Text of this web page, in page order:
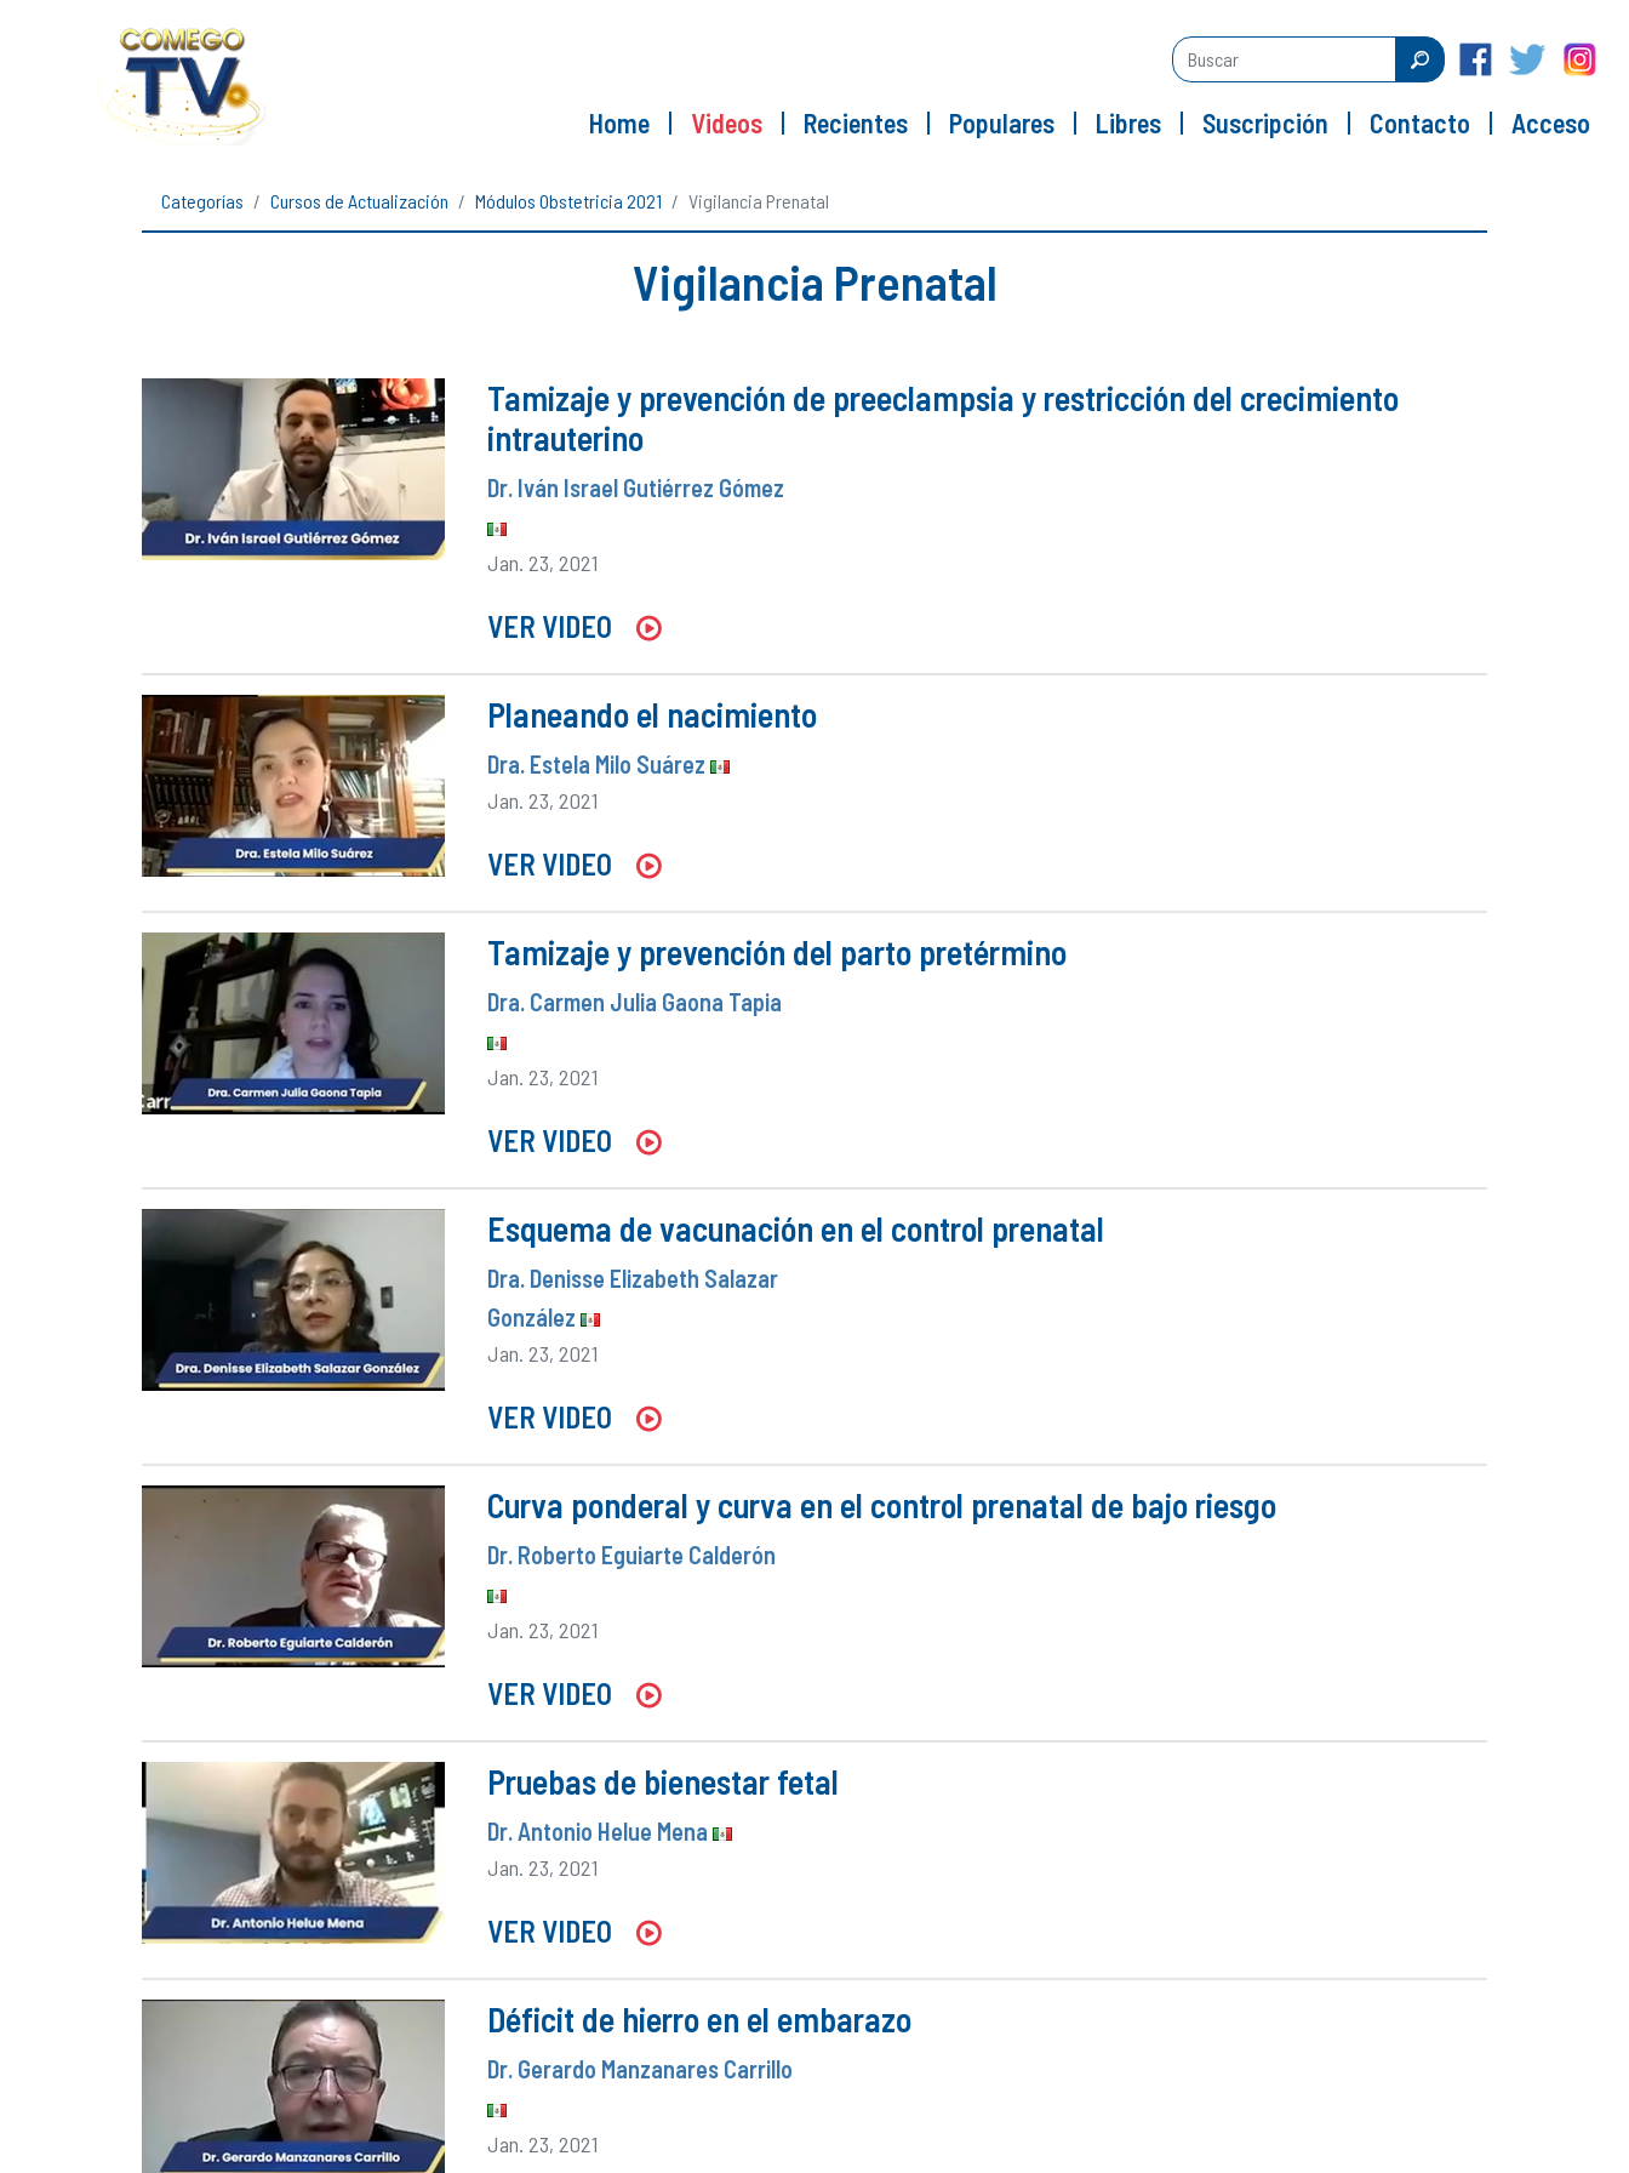
Home Videos Recientes Populares Libres Suscripción Contacto Acceso
Categorías Cursos de Actualización Módulos Obstetricia 2021 Vigilancia Prenatal
Vigilancia Prenatal
Tamizaje y prevención de preeclampsia y restricción del crecimiento
intrauterino
Dr. Iván Israel Gutiérrez Gómez
Jan. 23, 2021
VER VIDEO
Planeando el nacimiento
Dra. Estela Milo Suárez
Jan. 23, 2021
VER VIDEO
Tamizaje y prevención del parto pretérmino
Dra. Carmen Julia Gaona Tapia
Jan. 23, 2021
VER VIDEO
Esquema de vacunación en el control prenatal
Dra. Denisse Elizabeth Salazar
González
Jan. 23, 2021
VER VIDEO
Curva ponderal y curva en el control prenatal de bajo riesgo
Dr. Roberto Eguiarte Calderón
Jan. 23, 2021
VER VIDEO
Pruebas de bienestar fetal
Dr. Antonio Helue Mena
Jan. 23, 2021
VER VIDEO
Déficit de hierro en el embarazo
Dr. Gerardo Manzanares Carrillo
Jan. 23, 2021